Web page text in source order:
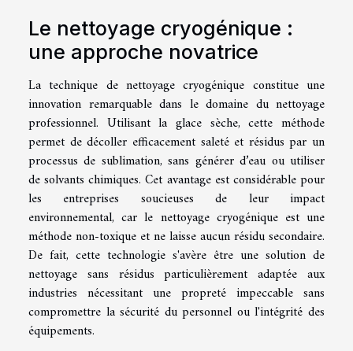
Le nettoyage cryogénique :
une approche novatrice
La technique de nettoyage cryogénique constitue une
innovation remarquable dans le domaine du nettoyage
professionnel. Utilisant la glace sèche, cette méthode
permet de décoller efficacement saleté et résidus par un
processus de sublimation, sans générer d’eau ou utiliser
de solvants chimiques. Cet avantage est considérable pour
les entreprises soucieuses de leur impact
environnemental, car le nettoyage cryogénique est une
méthode non-toxique et ne laisse aucun résidu secondaire.
De fait, cette technologie s'avère être une solution de
nettoyage sans résidus particulièrement adaptée aux
industries nécessitant une propreté impeccable sans
compromettre la sécurité du personnel ou l'intégrité des
équipements.